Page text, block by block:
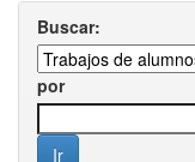
Buscar:
por